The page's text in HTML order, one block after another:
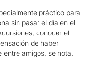
práctico para
sin pasar el día en el
conocer el
de haber
entre amigos, se nota.